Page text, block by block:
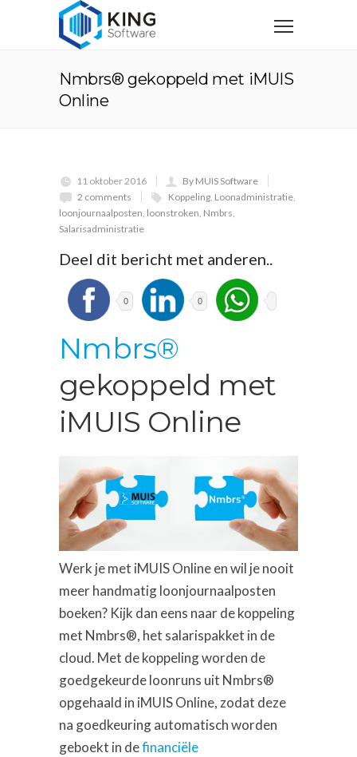
Nmbrs® gekoppeld met iMUIS
Online
11 oktober 2016
By MUIS Software
2 comments
Koppeling, Loonadministratie,
loonjournaalposten, loonstroken, Nmbrs,
Salarisadministratie
Deel dit bericht met anderen..
0 0
Nmbrs®
gekoppeld met
iMUIS Online
Werk je met iMUIS Online en wil je nooit
meer handmatig loonjournaalposten
boeken? Kijk dan eens naar de koppeling
met Nmbrs®, het salarispakket in de
cloud. Met de koppeling worden de
goedgekeurde loonruns uit Nmbrs®
opgehaald in iMUIS Online, zodat deze
na goedkeuring automatisch worden
geboekt in definanciële